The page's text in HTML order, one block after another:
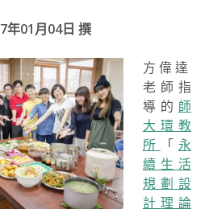
精
展
出”
年01月04日 撰
方偉達
老師指
導的 師
大環教
所
「 永
續生活
規劃設
計理論